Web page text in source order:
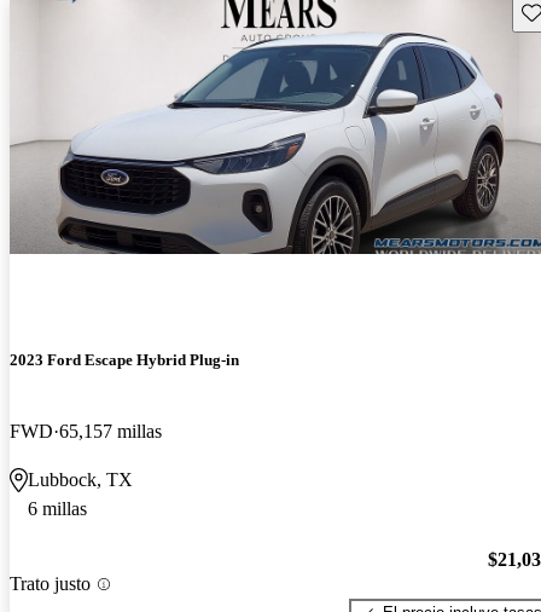
2023 Ford Escape Hybrid Plug-in
FWD 65,157 millas
Lubbock, TX
6 millas
Trato justo